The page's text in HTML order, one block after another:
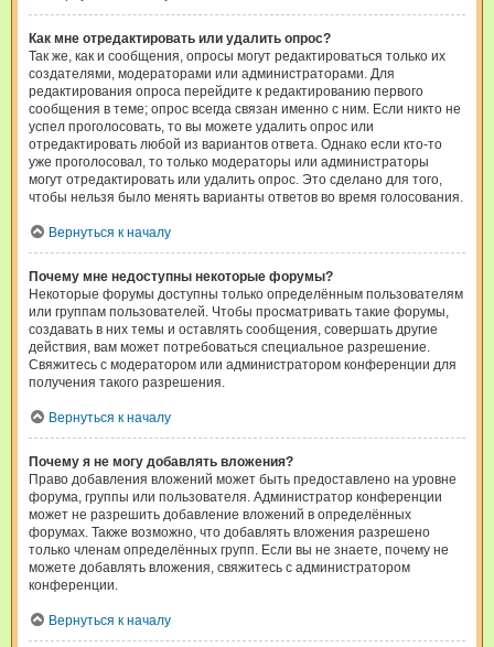
Как мне отредактировать или удалить опрос?
Так же, как и сообщения, опросы могут редактироваться только их
создателями, модераторами или администраторами. Для
редактирования опроса перейдите к редактированию первого
сообщения в теме; опрос всегда связан именно с ним. Если никто не
успел проголосовать, то вы можете удалить опрос или
отредактировать любой из вариантов ответа. Однако если кто-то
уже проголосовал, то только модераторы или администраторы
могут отредактировать или удалить опрос. Это сделано для того,
чтобы нельзя было менять варианты ответов во время голосования.
Вернуться к началу
Почему мне недоступны некоторые форумы?
Некоторые форумы доступны только определённым пользователям
или группам пользователей. Чтобы просматривать такие форумы,
создавать в них темы и оставлять сообщения, совершать другие
действия, вам может потребоваться специальное разрешение.
Свяжитесь с модератором или администратором конференции для
получения такого разрешения.
Вернуться к началу
Почему я не могу добавлять вложения?
Право добавления вложений может быть предоставлено на уровне
форума, группы или пользователя. Администратор конференции
может не разрешить добавление вложений в определённых
форумах. Также возможно, что добавлять вложения разрешено
только членам определённых групп. Если вы не знаете, почему не
можете добавлять вложения, свяжитесь с администратором
конференции.
Вернуться к началу